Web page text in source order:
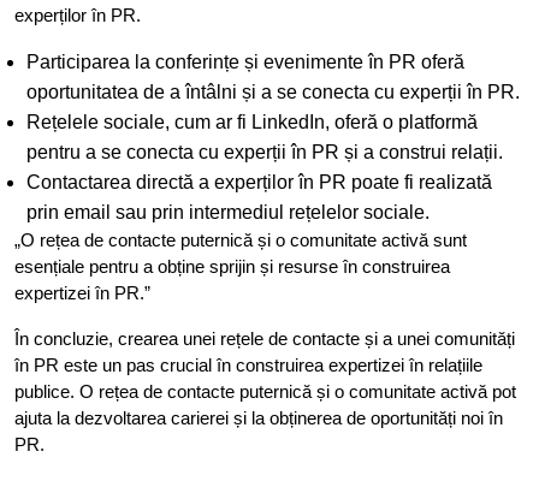
experților în PR.
Participarea la conferințe și evenimente în PR oferă
oportunitatea de a întâlni și a se conecta cu experții în PR.
Rețelele sociale, cum ar fi LinkedIn, oferă o platformă
pentru a se conecta cu experții în PR și a construi relații.
Contactarea directă a experților în PR poate fi realizată
prin email sau prin intermediul rețelelor sociale.
„O rețea de contacte puternică și o comunitate activă sunt
esențiale pentru a obține sprijin și resurse în construirea
expertizei în PR.”
În concluzie, crearea unei rețele de contacte și a unei comunități
în PR este un pas crucial în construirea expertizei în relațiile
publice. O rețea de contacte puternică și o comunitate activă pot
ajuta la dezvoltarea carierei și la obținerea de oportunități noi în
PR.